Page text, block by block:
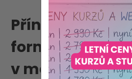
Přínosy a
formativního
v mateřské